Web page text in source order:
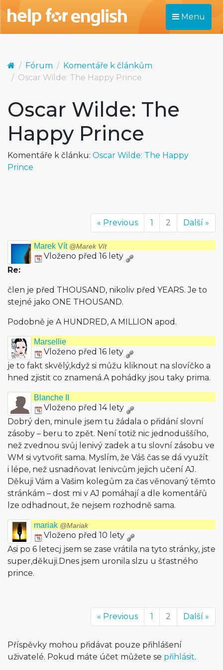
Menu
Fórum
Komentáře k článkům
Oscar Wilde: The Happy Prince
Oscar Wilde: The
Happy Prince
Komentáře k článku: Oscar Wilde: The Happy
Prince
« Previous 1 2 Další »
Marek Vít @Marek Vít
Vloženo před 16 lety
Re:
člen je před THOUSAND, nikoliv před YEARS. Je to
stejné jako ONE THOUSAND.
Podobně je A HUNDRED, A MILLION apod.
Marsellie
Vloženo před 16 lety
je to fakt skvělý,když si můžu kliknout na slovíčko a
hned zjistit co znamená.A pohádky jsou taky prima.
Blanche II
Vloženo před 14 lety
Dobrý den, minule jsem tu žádala o přidání slovní
zásoby – beru to zpět. Není totiž nic jednoduššího,
než zvednou svůj lenivý zadek a tu slovní zásobu ve
WM si vytvořit sama. Myslím, že Váš čas se dá využít
i lépe, než usnadňovat lenivcům jejich učení AJ.
Děkuji Vám a Vašim kolegům za čas věnovaný těmto
stránkám – dost mi v AJ pomáhají a dle komentářů
lze odhadnout, že nejsem rozhodně sama.
mariak @Mariak
Vloženo před 10 lety
Asi po 6 letecj jsem se zase vrátila na tyto stránky, jste
super,děkuji.Dnes jsem uronila slzu u šťastného
prince.
« Previous 1 2 Další »
Příspěvky mohou přidávat pouze přihlášení
uživatelé. Pokud máte účet můžete se přihlásit.